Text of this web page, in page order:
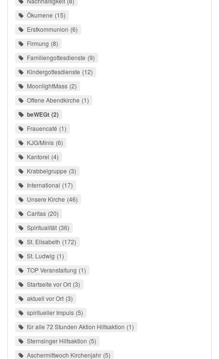
Ökumene 15
Erstkommunion 6
Firmung 8
Familiengottesdienste 9
Kindergottesdienste 12
MoonlightMass 2
Offene Abendkirche 1
beWEGt 2
Frauencafé 1
KJG/Minis 6
Kantorei 4
Krabbelgruppe 3
International 17
Unsere Kirche 46
Caritas 20
Spiritualität 36
St. Elisabeth 172
St. Ludwig 1
TOP Veranstaltung 1
Startseite vor Ort 3
aktuell vor Ort 3
spiritueller Impuls 5
für alle 72 Stunden Aktion Hilfsaktion 1
Sternsinger Hilfsaktion 5
Aschermittwoch Kirchenjahr 5